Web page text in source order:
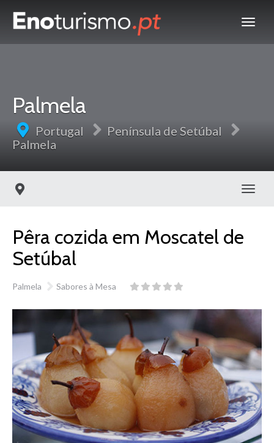
Palmela
Portugal
Península de Setúbal
Palmela
Pêra cozida em Moscatel de
Setúbal
Palmela Sabores à Mesa